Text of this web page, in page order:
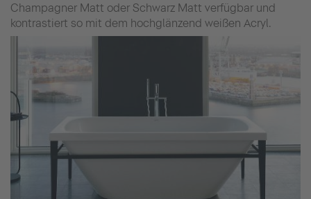
Champagner Matt oder Schwarz Matt verfügbar und
kontrastiert so mit dem hochglänzend weißen Acryl.